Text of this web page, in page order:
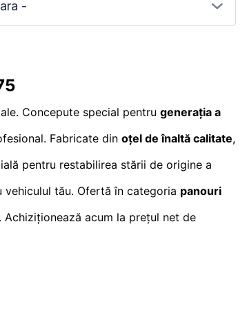
-
Concepute special pentru generația a
Fabricate din oțel de înaltă calitate,
pentru restabilirea stării de origine a
tău. Ofertă în categoria panouri
acum la prețul net de